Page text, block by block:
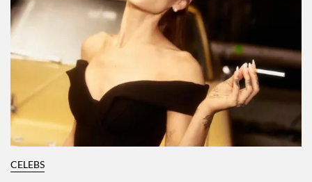
CELEBS